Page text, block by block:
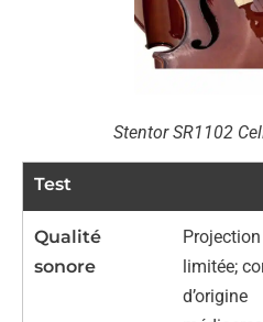
Stentor SR1102
Test
Qualité
sonore
Projection
limitée;
d’origine